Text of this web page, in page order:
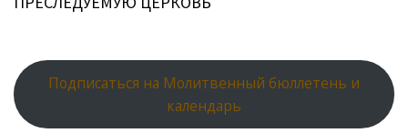
Подписаться на Молитвенный бюллетень и
календарь